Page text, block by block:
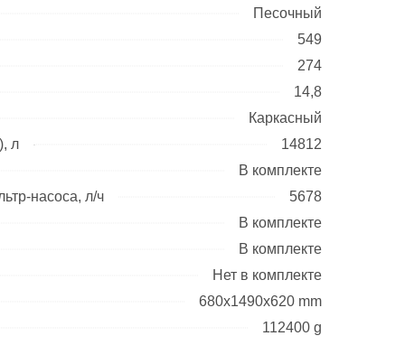
Песочный
549
274
14,8
Каркасный
л
14812
В комплекте
насоса, л/ч
5678
В комплекте
В комплекте
Нет в комплекте
680x1490x620 mm
112400 g